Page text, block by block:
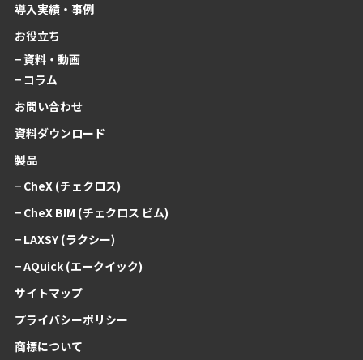
導入実績・事例
お役立ち
− 資料・動画
− コラム
お問い合わせ
資料ダウンロード
製品
− CheX (チェクロス)
− CheX BIM (チェクロス ビム)
− LAXSY (ラクシー)
− AQuick (エークイック)
サイトマップ
プライバシーポリシー
商標について